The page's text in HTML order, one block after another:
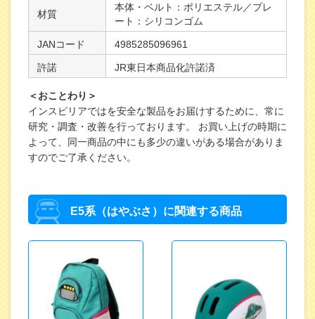
材質
本体・ベルト：ポリエステル／プレ
ート：シリコンゴム
JANコード 4985285096961
許諾 JR東日本商品化許諾済
＜おことわり＞
インスピリアではを安全な製品をお届けするために、常に
研究・調査・改善を行っております。 お買い上げの時期に
よって、同一商品の中にも多少の違いがある場合がありま
すのでご了承ください。
E5系（はやぶさ）に関連する商品